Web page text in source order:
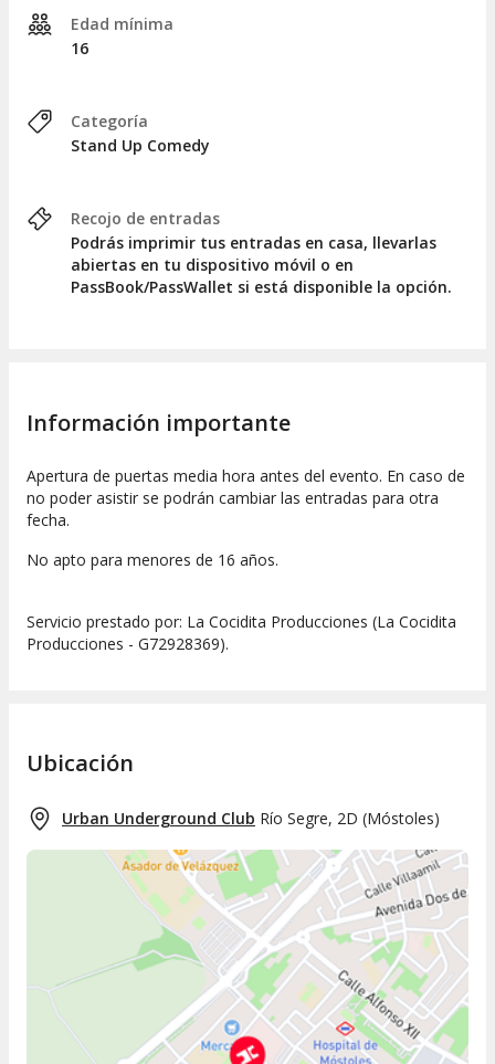
Edad mínima
16
Categoría
Stand Up Comedy
Recojo de entradas
Podrás imprimir tus entradas en casa, llevarlas
abiertas en tu dispositivo móvil o en
PassBook/PassWallet si está disponible la opción.
Información importante
Apertura de puertas media hora antes del evento. En caso de
no poder asistir se podrán cambiar las entradas para otra
fecha.
No apto para menores de 16 años.
Servicio prestado por: La Cocidita Producciones (La Cocidita
Producciones - G72928369).
Ubicación
Urban Underground Club Río Segre, 2D (Móstoles)